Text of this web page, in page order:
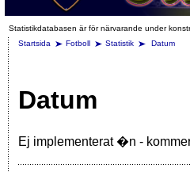
Statistikdatabasen är för närvarande under
Startsida
Fotboll Statistik Datum
Datum
Ej implementerat �n -